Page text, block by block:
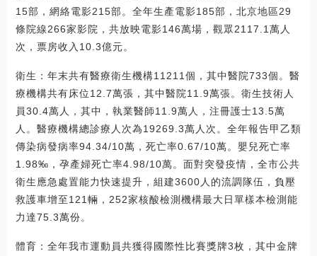
15部，網絡電影215部。全年生產電影185部，北京地區29
條院線266家影院，共放映電影146萬場，觀眾2117.1萬人
次，票房收入10.3億元。
衛生：年末共有醫療衛生機構11211個，其中醫院733個。醫
療機構共有床位12.7萬張，其中醫院11.9萬張。衛生技術人
員30.4萬人，其中，執業醫師11.9萬人，注冊護士13.5萬
人。醫療機構總診療人次為19269.3萬人次。全年報告甲乙類
傳染病發病率94.34/10萬，死亡率0.67/10萬。嬰兒死亡率
1.98‰，孕產婦死亡率4.98/10萬。面對突發疫情，全市公共
衛生應急處置能力快速提升，組建3600人的流調隊伍，負壓
救護車增至121輛，252家核酸檢測機構最大日單樣本檢測能
力達75.3萬份。
體育：全年我市運動員共獲得國際性比賽獎牌3枚，其中金牌